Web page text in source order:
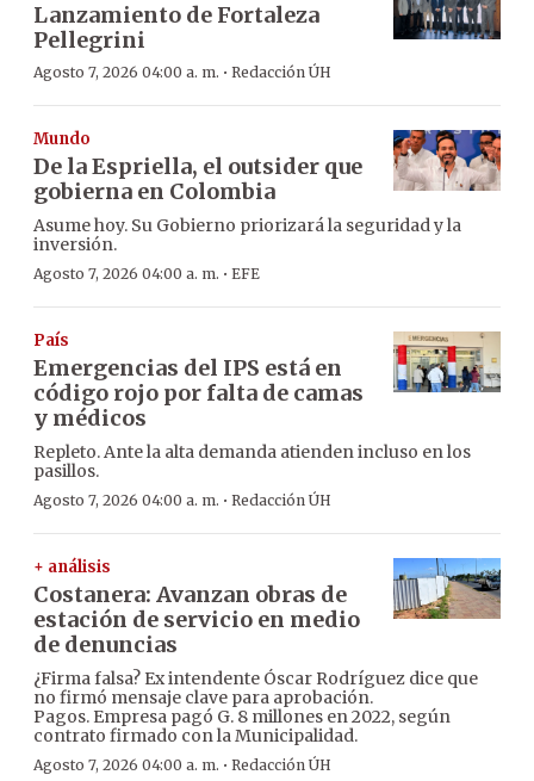
Lanzamiento de Fortaleza
Pellegrini
Agosto 7, 2026 04:00 a. m. · Redacción ÚH
Mundo
De la Espriella, el outsider que
gobierna en Colombia
Asume hoy. Su Gobierno priorizará la seguridad y la
inversión.
Agosto 7, 2026 04:00 a. m. · EFE
País
Emergencias del IPS está en
código rojo por falta de camas
y médicos
Repleto. Ante la alta demanda atienden incluso en los
pasillos.
Agosto 7, 2026 04:00 a. m. · Redacción ÚH
+ análisis
Costanera: Avanzan obras de
estación de servicio en medio
de denuncias
¿Firma falsa? Ex intendente Óscar Rodríguez dice que
no firmó mensaje clave para aprobación.
Pagos. Empresa pagó G. 8 millones en 2022, según
contrato firmado con la Municipalidad.
Agosto 7, 2026 04:00 a. m. · Redacción ÚH